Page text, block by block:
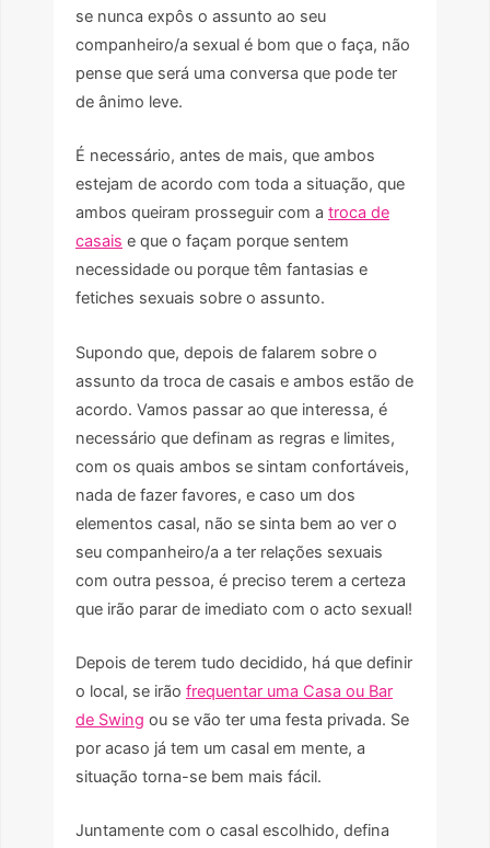
se nunca expôs o assunto ao seu
companheiro/a sexual é bom que o faça, não
pense que será uma conversa que pode ter
de ânimo leve.
É necessário, antes de mais, que ambos
estejam de acordo com toda a situação, que
ambos queiram prosseguir com a troca de
casais e que o façam porque sentem
necessidade ou porque têm fantasias e
fetiches sexuais sobre o assunto.
Supondo que, depois de falarem sobre o
assunto da troca de casais e ambos estão de
acordo. Vamos passar ao que interessa, é
necessário que definam as regras e limites,
com os quais ambos se sintam confortáveis,
nada de fazer favores, e caso um dos
elementos casal, não se sinta bem ao ver o
seu companheiro/a a ter relações sexuais
com outra pessoa, é preciso terem a certeza
que irão parar de imediato com o acto sexual!
Depois de terem tudo decidido, há que definir
o local, se irão frequentar uma Casa ou Bar
de Swing ou se vão ter uma festa privada. Se
por acaso já tem um casal em mente, a
situação torna-se bem mais fácil.
Juntamente com o casal escolhido, defina